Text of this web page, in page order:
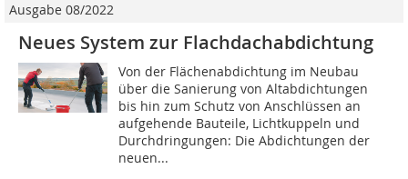
Ausgabe 08/2022
Neues System zur Flachdachabdichtung
Von der Flächenabdichtung im Neubau
über die Sanierung von Altabdichtungen
bis hin zum Schutz von Anschlüssen an
aufgehende Bauteile, Lichtkuppeln und
Durchdringungen: Die Abdichtungen der
neuen...